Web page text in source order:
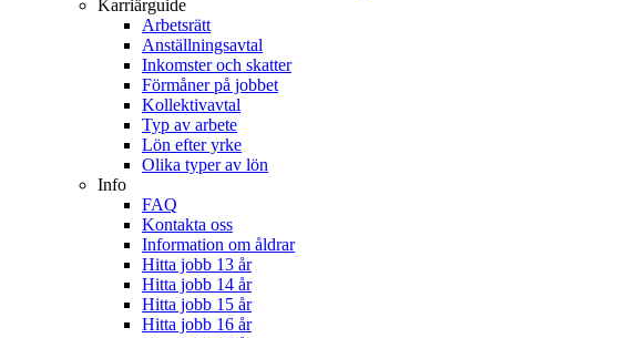
Karriärguide
Arbetsrätt
Anställningsavtal
Inkomster och skatter
Förmåner på jobbet
Kollektivavtal
Typ av arbete
Lön efter yrke
Olika typer av lön
Info
FAQ
Kontakta oss
Information om åldrar
Hitta jobb 13 år
Hitta jobb 14 år
Hitta jobb 15 år
Hitta jobb 16 år